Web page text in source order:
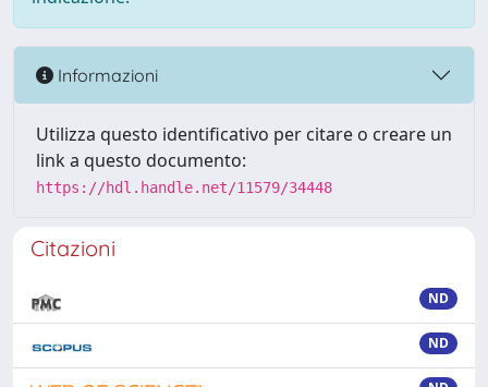
Informazioni
Utilizza questo identificativo per citare o creare un
link a questo documento:
https://hdl.handle.net/11579/34448
Citazioni
ND
ND